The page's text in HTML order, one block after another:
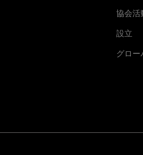
協会活
設立
グロー